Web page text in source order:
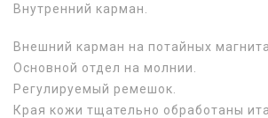
Внутренний карман.
Внешний карман на потайных
Основной отдел на молнии.
Регулируемый ремешок.
Края кожи тщательно обработаны